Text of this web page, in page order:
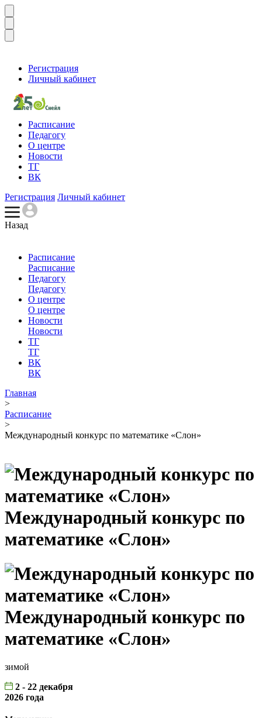
Регистрация
Личный кабинет
Расписание
Педагогу
О центре
Новости
ТГ
ВК
Регистрация Личный кабинет
Назад
Расписание
Расписание
Педагогу
Педагогу
О центре
О центре
Новости
Новости
ТГ
ТГ
ВК
ВК
Главная
>
Расписание
>
Международный конкурс по математике «Слон»
Международный конкурс по
математике «Слон»
Международный конкурс по
математике «Слон»
зимой
2 - 22 декабря
2026 года